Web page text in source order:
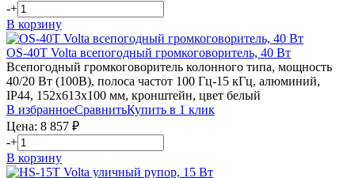
-+
В корзину
OS-40T Volta всепогодный громкоговоритель, 40 Вт
Всепогодный громкоговоритель колонного типа, мощность
40/20 Вт (100В), полоса частот 100 Гц-15 кГц, алюминий,
IP44, 152х613х100 мм, кронштейн, цвет белый
В избранноеСравнитьКупить в 1 клик
Цена: 8 857 ₽
-+
В корзину